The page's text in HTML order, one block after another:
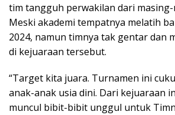
tim tangguh perwakilan dari
Meski akademi tempatnya melatih
2024, namun timnya tak gentar dan
di kejuaraan tersebut.
“Target kita juara. Turnamen ini
anak-anak usia dini. Dari kejuaraan
muncul bibit-bibit unggul untuk